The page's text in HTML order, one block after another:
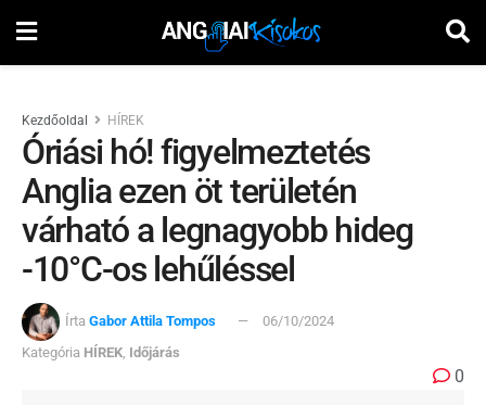
Kezdőoldal HÍREK
Óriási hó! figyelmeztetés
Anglia ezen öt területén
várható a legnagyobb hideg
-10°C-os lehűléssel
Írta Gabor Attila Tompos
06/10/2024
Kategória HÍREK Időjárás
0